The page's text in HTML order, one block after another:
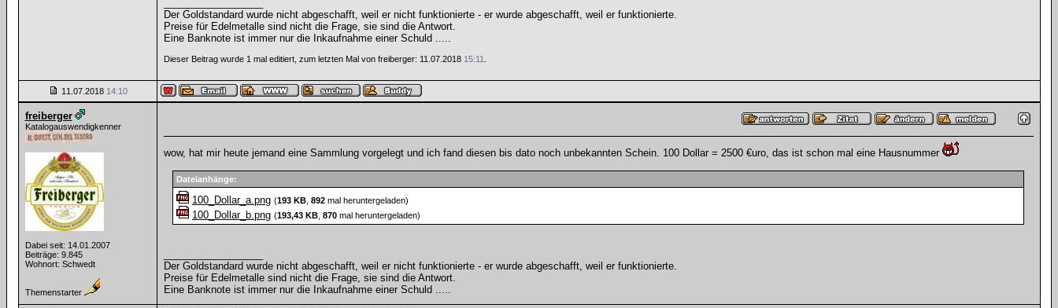
Der Goldstandard wurde nicht abgeschafft, weil er nicht funktionierte - er wurde abgeschafft, weil er funktionierte.
Preise für Edelmetalle sind nicht die Frage, sie sind die Antwort.
Eine Banknote ist immer nur die Inkaufnahme einer Schuld .....
Dieser Beitrag wurde 1 mal editiert, zum letzten Mal von freiberger: 11.07.2018 15:11
11.07.2018 14:10
freiberger
Katalogauswendigkenner
Dabei seit: 14.01.2007
Beiträge: 9.845
Wohnort: Schwedt
Themenstarter
wow, hat mir heute jemand eine Sammlung vorgelegt und ich fand diesen bis dato noch unbekannten Schein. 100 Dollar = 2500 €uro, das ist schon mal eine Hausnummer
Dateianhänge:
100_Dollar_a.png (193 KB 892 mal heruntergeladen)
100_Dollar_b.png (193,43 KB 870 mal heruntergeladen)
Der Goldstandard wurde nicht abgeschafft, weil er nicht funktionierte - er wurde abgeschafft, weil er funktionierte.
Preise für Edelmetalle sind nicht die Frage, sie sind die Antwort.
Eine Banknote ist immer nur die Inkaufnahme einer Schuld .....